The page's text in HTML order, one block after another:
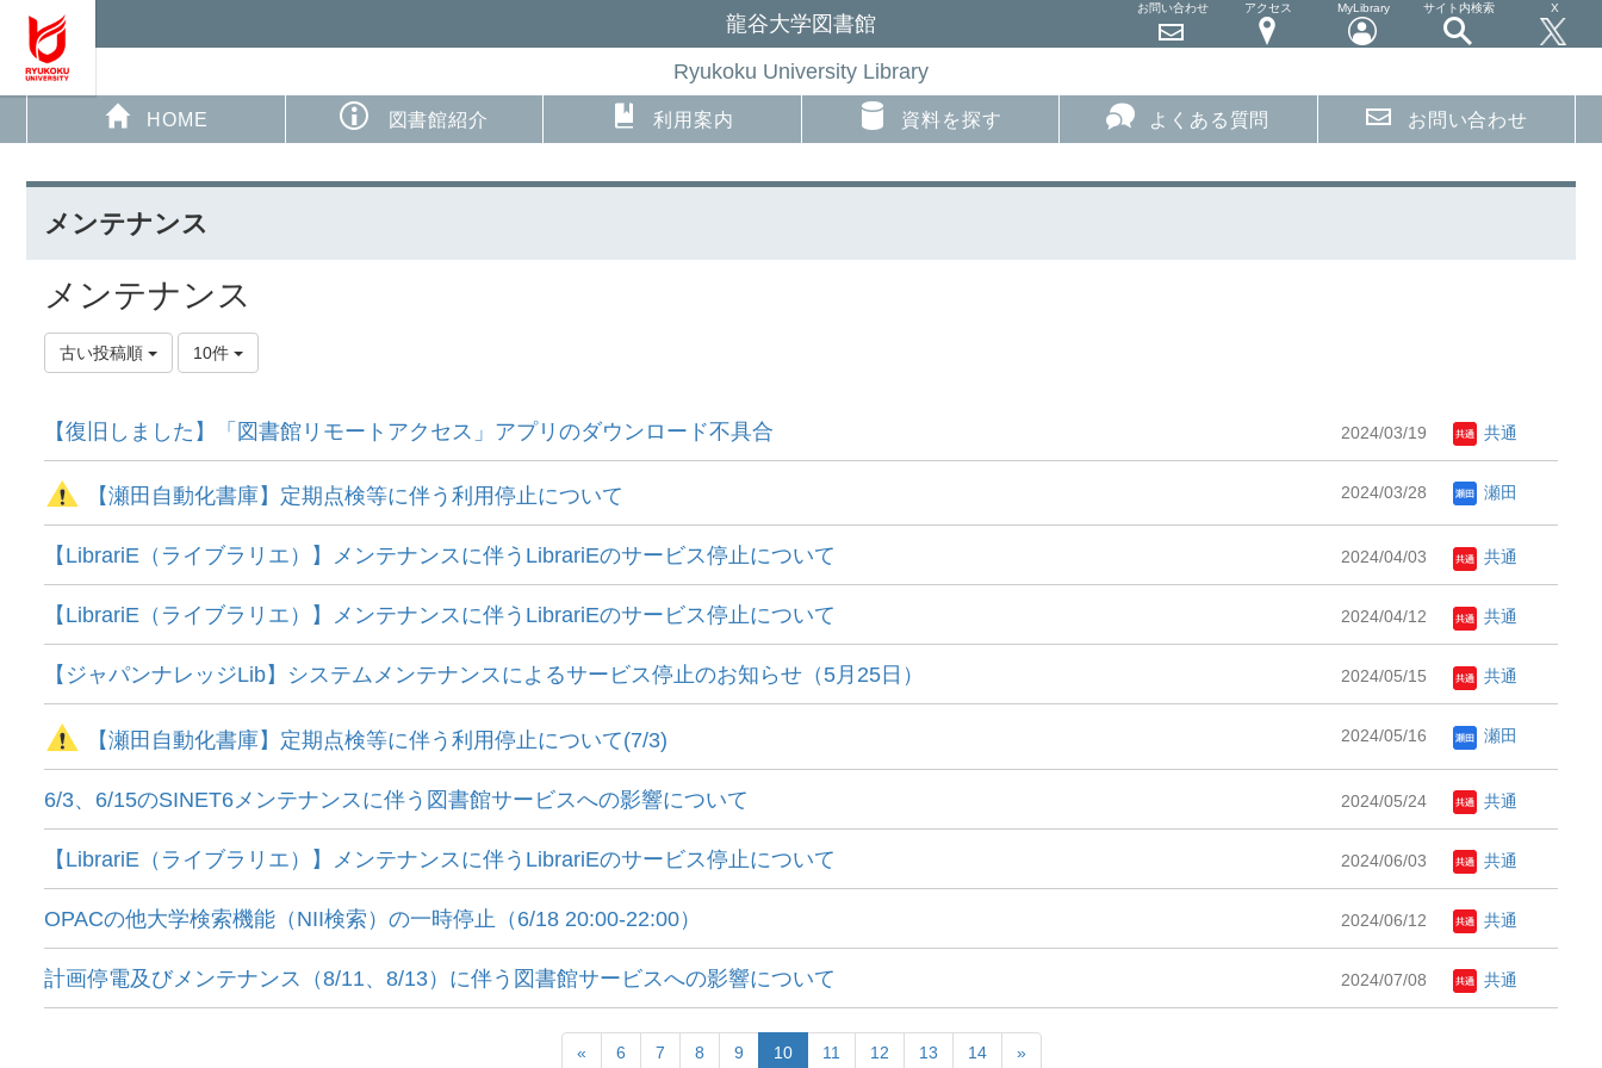
龍谷大学図書館
Ryukoku University Library
お問い合わせ アクセス MyLibrary サイト内検索 X
HOME 図書館紹介 利用案内 資料を探す よくある質問 お問い合わせ
メンテナンス
メンテナンス
古い投稿順 10件
【復旧しました】「図書館リモートアクセス」アプリのダウンロード不具合 2024/03/19 共通
【瀬田自動化書庫】定期点検等に伴う利用停止について 2024/03/28 瀬田
【LibrariE（ライブラリエ）】メンテナンスに伴うLibrariEのサービス停止について 2024/04/03 共通
【LibrariE（ライブラリエ）】メンテナンスに伴うLibrariEのサービス停止について 2024/04/12 共通
【ジャパンナレッジLib】システムメンテナンスによるサービス停止のお知らせ（5月25日） 2024/05/15 共通
【瀬田自動化書庫】定期点検等に伴う利用停止について(7/3) 2024/05/16 瀬田
6/3、6/15のSINET6メンテナンスに伴う図書館サービスへの影響について 2024/05/24 共通
【LibrariE（ライブラリエ）】メンテナンスに伴うLibrariEのサービス停止について 2024/06/03 共通
OPACの他大学検索機能（NII検索）の一時停止（6/18 20:00-22:00） 2024/06/12 共通
計画停電及びメンテナンス（8/11、8/13）に伴う図書館サービスへの影響について 2024/07/08 共通
« 6 7 8 9 10 11 12 13 14 »